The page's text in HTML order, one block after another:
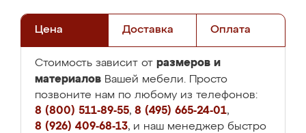
Цена Доставка Оплата
Стоимость зависит от размеров и
материалов Вашей мебели. Просто
позвоните нам по любому из телефонов:
8 (800) 511-89-55, 8 (495) 665-24-01,
8 (926) 409-68-13, и наш менеджер быстро